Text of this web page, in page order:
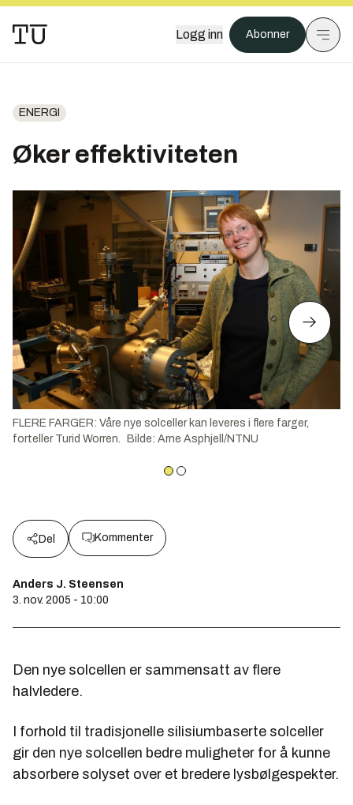
Logg inn Abonner
ENERGI
Øker effektiviteten
FLERE FARGER: Våre nye solceller kan leveres i flere farger,
forteller Turid Worren.
Bilde: Arne Asphjell/NTNU
Del Kommenter
Anders J. Steensen
3. nov. 2005 - 10:00
Den nye solcellen er sammensatt av flere
halvledere.
I forhold til tradisjonelle silisiumbaserte solceller
gir den nye solcellen bedre muligheter for å kunne
absorbere solyset over et bredere lysbølgespekter.